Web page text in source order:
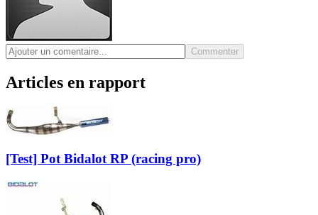
Commenter
Articles en rapport
[Test] Pot Bidalot RP (racing pro)